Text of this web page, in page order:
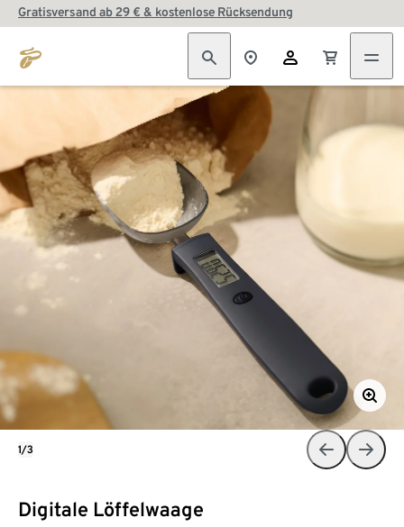
Gratisversand ab 29 € & kostenlose Rücksendung
Digitale Löffelwaage
1/3